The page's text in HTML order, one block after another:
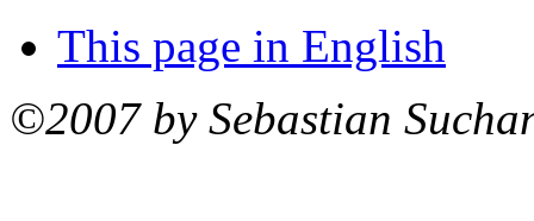
This page in English
©2007 by Sebastian